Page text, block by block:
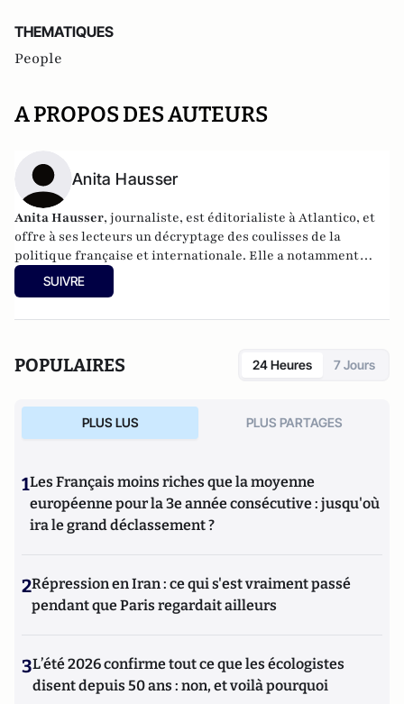
THEMATIQUES
People
A PROPOS DES AUTEURS
Anita Hausser
Anita Hausser, journaliste, est éditorialiste à Atlantico, et
offre à ses lecteurs un décryptage des coulisses de la
politique française et internationale. Elle a notamment
publiéSarkozy, itinéraire d'une ambition
l'Archipel, 2003). Elle a également réalisé les documentaires
SUIVRE
POPULAIRES 24 Heures 7 Jours
PLUS LUS PLUS PARTAGES
1Les Français moins riches que la moyenne
européenne pour la 3e année consécutive : jusqu'où
ira le grand déclassement ?
2Répression en Iran : ce qui s'est vraiment passé
pendant que Paris regardait ailleurs
3L’été 2026 confirme tout ce que les écologistes
disent depuis 50 ans : non, et voilà pourquoi